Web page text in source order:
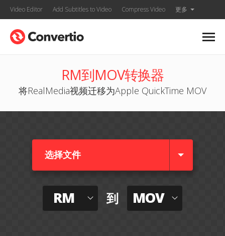
Video Editor Add Subtitles to Video Compress Video 更多
RM到MOV转换器
将RealMedia视频迁移为Apple QuickTime MOV
选择文件
RM 到 MOV